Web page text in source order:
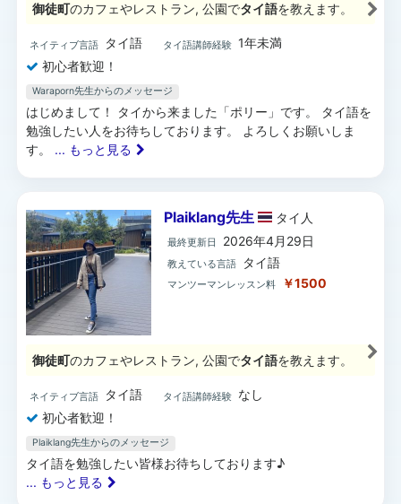
御徒町のカフェやレストラン, 公園でタイ語を教えます。
ネイティブ言語 タイ語 タイ語講師経験 1年未満
初心者歓迎！
Waraporn先生からのメッセージ
はじめまして！ タイから来ました「ポリー」です。 タイ語を
勉強したい人をお待ちしております。 よろしくお願いしま
す。 ... もっと見る
Plaiklang先生 タイ 人
最終更新日 2026年4月29日
教えている言語 タイ語
マンツーマンレッスン料 ￥1500
御徒町のカフェやレストラン, 公園でタイ語を教えます。
ネイティブ言語 タイ語 タイ語講師経験
なし
初心者歓迎！
Plaiklang先生からのメッセージ
タイ語を勉強したい皆様お待ちしております♪
... もっと見る